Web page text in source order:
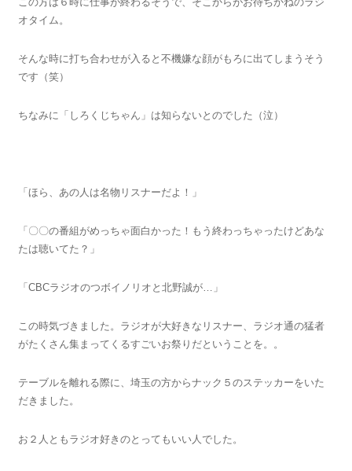
オタイム。
そんな時に打ち合わせが入ると不機嫌な顔がもろに出てしまうそう
です（笑）
ちなみに「しろくじちゃん」は知らないとのでした（泣）
「ほら、あの人は名物リスナーだよ！」
「〇〇の番組がめっちゃ面白かった！もう終わっちゃったけどあな
たは聴いてた？」
「CBCラジオのつボイノリオと北野誠が…」
この時気づきました。ラジオが大好きなリスナー、ラジオ通の猛者
がたくさん集まってくるすごいお祭りだということを。。
テーブルを離れる際に、埼玉の方からナック５のステッカーをいた
だきました。
お２人ともラジオ好きのとってもいい人でした。